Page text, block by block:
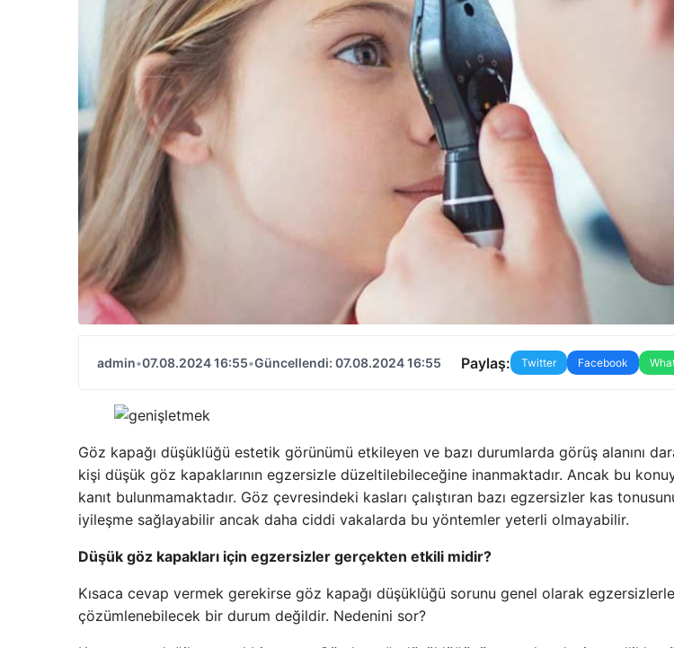
admin•07.08.2024 16:55•Güncellendi: 07.08.2024 16:55 Paylaş: Twitter Facebook
Göz kapağı düşüklüğü estetik görünümü etkileyen ve bazı durumlarda görüş alanını
kişi düşük göz kapaklarının egzersizle düzeltilebileceğine inanmaktadır. Ancak bu
kanıt bulunmamaktadır. Göz çevresindeki kasları çalıştıran bazı egzersizler kas
iyileşme sağlayabilir ancak daha ciddi vakalarda bu yöntemler yeterli olmayabilir.
Düşük göz kapakları için egzersizler gerçekten etkili midir?
Kısaca cevap vermek gerekirse göz kapağı düşüklüğü sorunu genel olarak
çözümlenebilecek bir durum değildir. Nedenini sor?